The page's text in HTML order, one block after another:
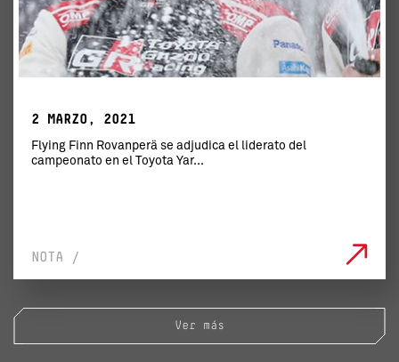
2 MARZO, 2021
Flying Finn Rovanperä se adjudica el liderato del
campeonato en el Toyota Yar...
NOTA /
Ver más